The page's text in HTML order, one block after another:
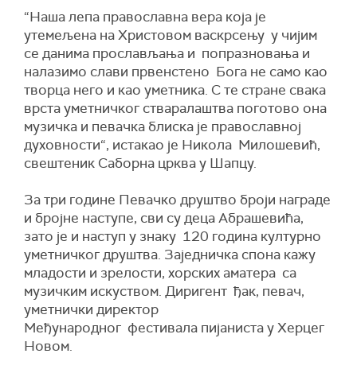
“Наша лепа православна вера која је
утемељена на Христовом васкрсењу у чијим
се данима прослављања и попразновања и
налазимо слави првенстено Бога не само као
творца него и као уметника. С те стране свака
врста уметничког стваралаштва поготово она
музичка и певачка блиска је православној
духовности“, истакао је Никола Милошевић,
свештеник Саборна црква у Шапцу.
За три године Певачко друштво броји награде
и бројне наступе, сви су деца Абрашевића,
зато је и наступ у знаку 120 година културно
уметничког друштва. Заједничка спона кажу
младости и зрелости, хорских аматера са
музичким искуством. Диригент ђак, певач,
уметнички директор
Међународног фестивала пијаниста у Херцег
Новом.